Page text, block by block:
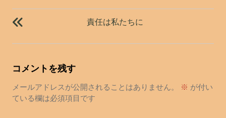
投
稿
ビ
ー
シ
ョ
責任は私たちに
コメントを残す
メールアドレスが公開されることはありません。 ※ が付い
ている欄は必須項目です